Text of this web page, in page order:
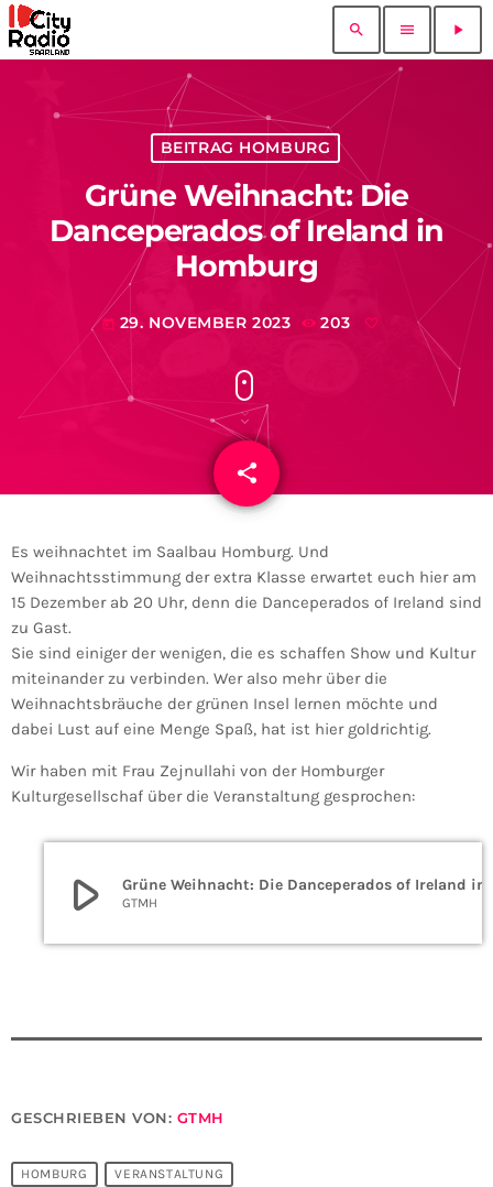
search menu play_arrow
BEITRAG HOMBURG
Grüne Weihnacht: Die
Danceperados of Ireland in
Homburg
today 29. NOVEMBER 2023 203
share
email
Es weihnachtet im Saalbau Homburg. Und
Weihnachtsstimmung der extra Klasse erwartet euch hier am
15 Dezember ab 20 Uhr, denn die Danceperados of Ireland sind
zu Gast.
Sie sind einiger der wenigen, die es schaffen Show und Kultur
miteinander zu verbinden. Wer also mehr über die
Weihnachtsbräuche der grünen Insel lernen möchte und
dabei Lust auf eine Menge Spaß, hat ist hier goldrichtig.
Wir haben mit Frau Zejnullahi von der Homburger
Kulturgesellschaf über die Veranstaltung gesprochen:
play_arrow GTMH
GESCHRIEBEN VON: GTMH
HOMBURG VERANSTALTUNG